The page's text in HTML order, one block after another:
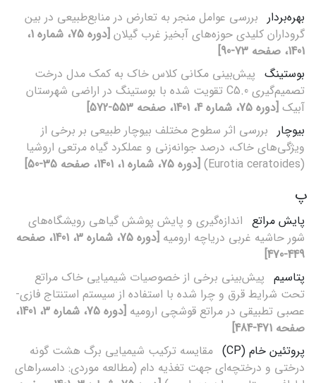
بهره‌بردار بررسی عوامل منجر به تعارض در منابع‌طبیعی در بین
گروداران کلیدی حوزه‌های آبخیز غرب گیلان
[دوره 75، شماره 1،
1401، صفحه 73-90]
بوستینگ پیش‌بینی مکانی کلاس‌ خاک به کمک مدل درخت
تصمیم‌گیری C5.0 تقویت شده با بوستینگ در اراضی شهرستان
آبیک [دوره 75، شماره 4، 1401، صفحه 553-572]
بیوچار بررسی اثر سطوح مختلف بیوچار طبیعی بر برخی از
ویژگی‌های خاک، درصد جوانه‌زنی و عملکرد گیاه مرتعی اروشیا
(Eurotia ceratoides)
[دوره 75، شماره 1، 1401، صفحه 35-50]
پ
پایش مراتع اندازه‌‌گیری و پایش پوشش گیاهی رویشگاه‌‌های
شور حاشیه غربی دریاچه ارومیه
[دوره 75، شماره 3، 1401، صفحه
449-470]
پتاسیم پیش‌بینی برخی از خصوصیات شیمیایی خاک مراتع
تحت شرایط قرق و چرا شده با استفاده از سیستم استنتاج فازی-
عصبی تطبیقی در مراتع قوشچی ارومیه
[دوره 75، شماره 3، 1401،
صفحه 471-484]
پروتئین خام (CP)
مقایسه ترکیب شیمیایی برگ هشت گونه‌
درختی و درختچه‌ای جهت تغذیه دام (مطالعه موردی: دامسراهای